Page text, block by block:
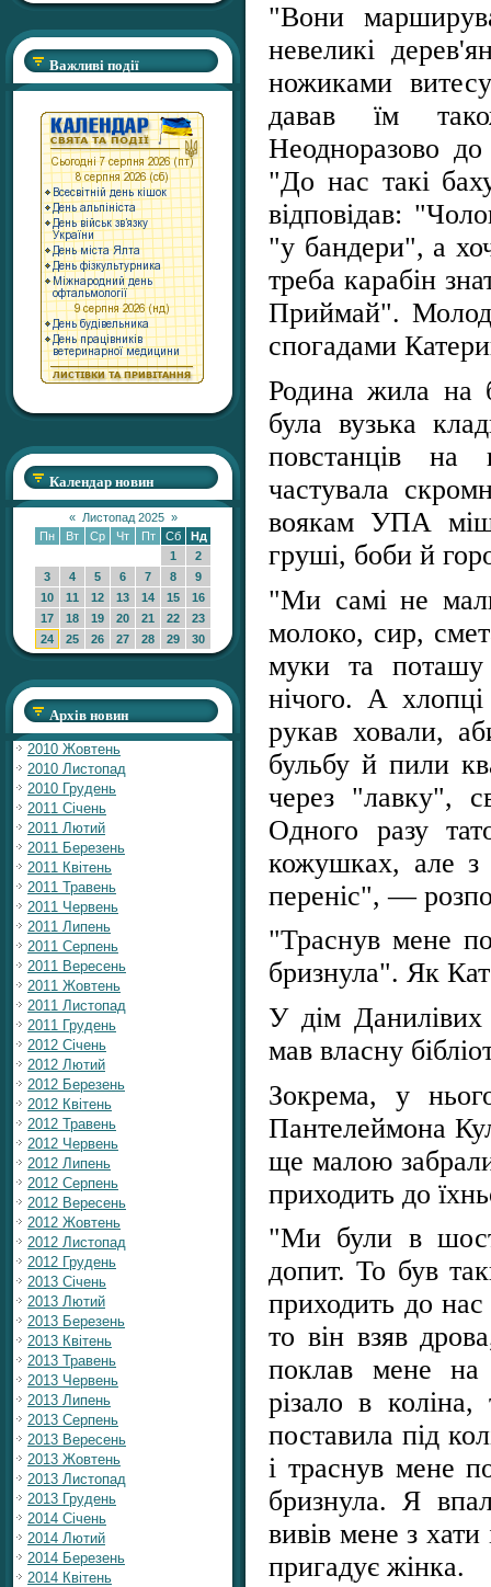
Важливі події
Календар новин
« Листопад 2025 »
Пн
Вт Ср Чт Пт Сб
Нд
1
2
3
4 5 6 7 8
9
10
11 12 13 14 15
16
17
18 19 20 21 22
23
24
25 26 27 28 29 30
Архів новин
2010 Жовтень
2010 Листопад
2010 Грудень
2011 Січень
2011 Лютий
2011 Березень
2011 Квітень
2011 Травень
2011 Червень
2011 Липень
2011 Серпень
2011 Вересень
2011 Жовтень
2011 Листопад
2011 Грудень
2012 Січень
2012 Лютий
2012 Березень
2012 Квітень
2012 Травень
2012 Червень
2012 Липень
2012 Серпень
2012 Вересень
2012 Жовтень
2012 Листопад
2012 Грудень
2013 Січень
2013 Лютий
2013 Березень
2013 Квітень
2013 Травень
2013 Червень
2013 Липень
2013 Серпень
2013 Вересень
2013 Жовтень
2013 Листопад
2013 Грудень
2014 Січень
2014 Лютий
2014 Березень
2014 Квітень
"Вони
невеликі
ножиками
давав їм
Неодноразово до
"До нас такі
відповідав:
"у бандери", а
треба карабін
Приймай".
спогадами
Родина жила на
була вузька
повстанців
частувала
воякам УПА
груші, боби й
"Ми самі не
молоко, сир,
муки та
нічого. А
рукав ховали,
бульбу й пили
через "лавку",
Одного разу
кожушках, але з
переніс", —
"Траснув мене
бризнула". Як
У дім
мав власну
Зокрема, у
Пантелеймона
ще малою
приходить до
"Ми були в
допит. То був
приходить до
то він взяв
поклав мене
різало в
поставила під
і траснув мене
бризнула. Я
вивів мене з
пригадує жінка.